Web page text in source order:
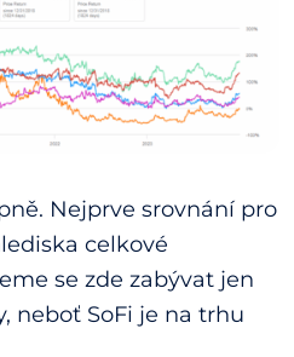
Nejprve srovnání pro
celkové
se zde zabývat jen
neboť SoFi je na trhu